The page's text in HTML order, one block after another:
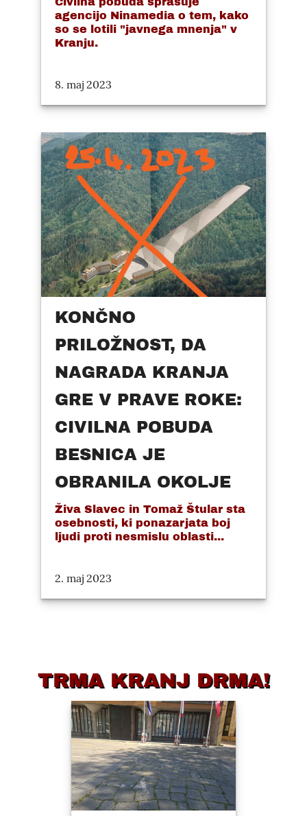
agencijo Ninamedia o tem, kako
so se lotili "javnega mnenja" v
Kranju.
8. maj 2023
KONČNO
PRILOŽNOST, DA
NAGRADA KRANJA
GRE V PRAVE ROKE:
CIVILNA POBUDA
BESNICA JE
OBRANILA OKOLJE
Živa Slavec in Tomaž Štular sta
osebnosti, ki ponazarjata boj
ljudi proti nesmislu oblasti...
2. maj 2023
TRMA KRANJ DRMA!